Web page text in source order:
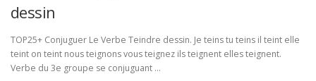
dessin
TOP25+ Conjuguer Le Verbe Teindre dessin. Je teins tu teins il teint elle
teint on teint nous teignons vous teignez ils teignent elles teignent.
Verbe du 3e groupe se conjuguant …